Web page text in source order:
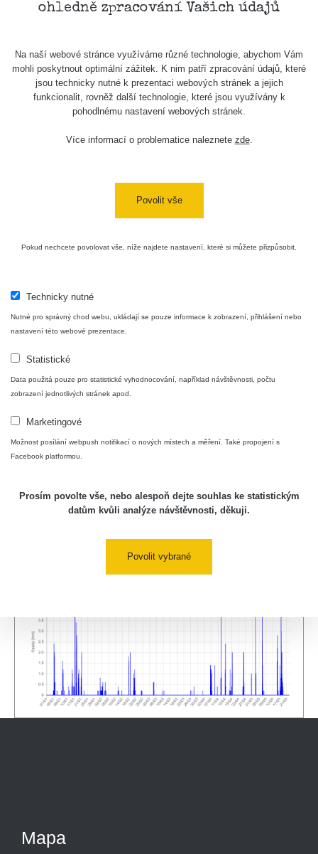
Mapa
ohledně zpracování Vašich údajů
Na naší webové stránce využíváme různé technologie, abychom Vám
mohli poskytnout optimální zážitek. K nim patří zpracování údajů, které
jsou technicky nutné k prezentaci webových stránek a jejich
funkcionalit, rovněž další technologie, které jsou využívány k
pohodlnému nastavení webových stránek.
Více informací o problematice naleznete zde.
Povolit vše
Pokud nechcete povolovat vše, níže najdete nastavení, které si můžete přizpůsobit.
Technicky nutné
Nutné pro správný chod webu, ukládají se pouze informace k zobrazení, přihlášení nebo
nastavení této webové prezentace.
Statistické
Data použitá pouze pro statistické vyhodnocování, například návštěvnosti, počtu
zobrazení jednotlivých stránek apod.
Marketingové
Možnost posílání webpush notifikací o nových místech a měření. Také propojení s
Facebook platformou.
Prosím povolte vše, nebo alespoň dejte souhlas ke statistickým
datům kvůli analýze návštěvnosti, děkuji.
Povolit vybrané